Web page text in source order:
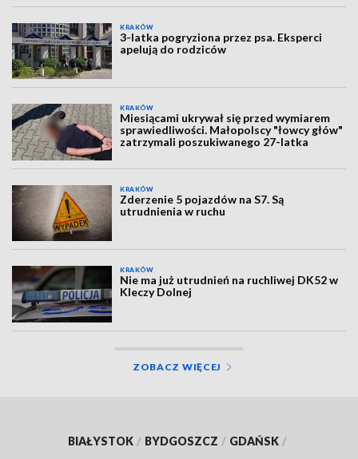
KRAKÓW
3-latka pogryziona przez psa. Eksperci
apelują do rodziców
KRAKÓW
Miesiącami ukrywał się przed wymiarem
sprawiedliwości. Małopolscy "łowcy głów"
zatrzymali poszukiwanego 27-latka
KRAKÓW
Zderzenie 5 pojazdów na S7. Są
utrudnienia w ruchu
KRAKÓW
Nie ma już utrudnień na ruchliwej DK52 w
Kleczy Dolnej
ZOBACZ WIĘCEJ
BIAŁYSTOK / BYDGOSZCZ / GDAŃSK /